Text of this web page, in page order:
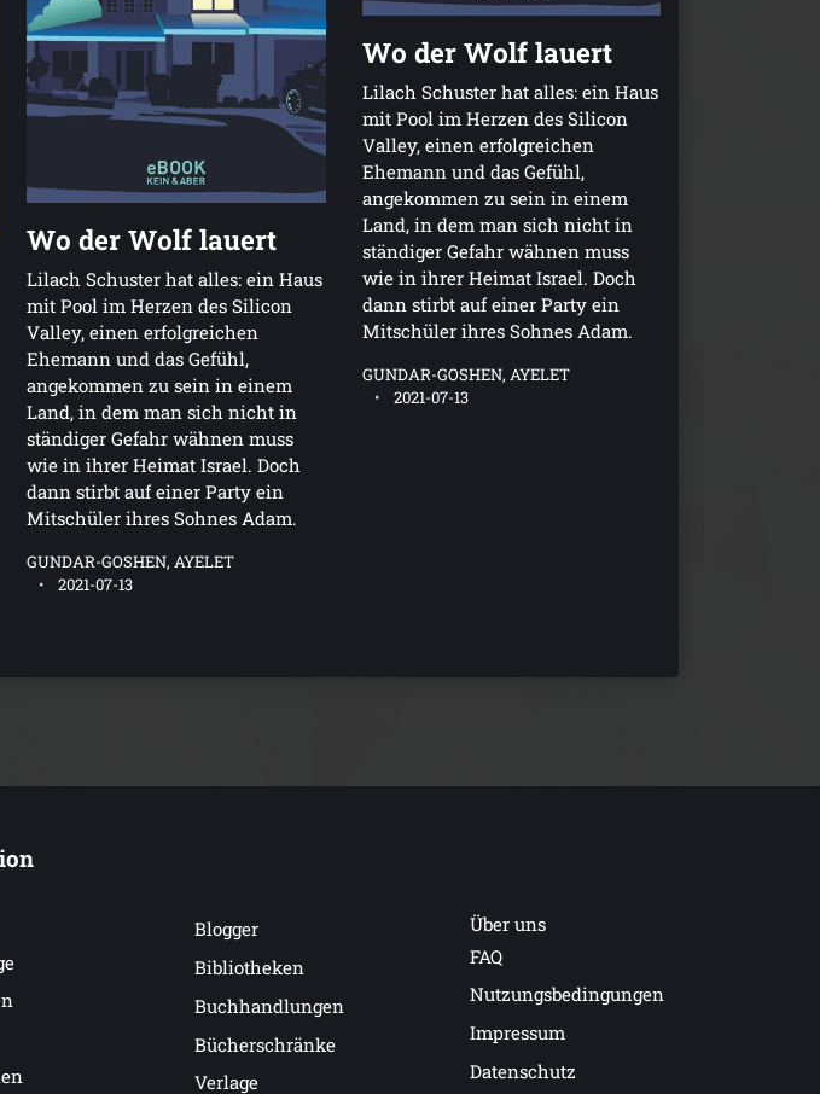
Wo der Wolf lauert
Lilach Schuster hat alles: ein Haus
mit Pool im Herzen des Silicon
Valley, einen erfolgreichen
Ehemann und das Gefühl,
angekommen zu sein in einem
Land, in dem man sich nicht in
ständiger Gefahr wähnen muss
wie in ihrer Heimat Israel. Doch
dann stirbt auf einer Party ein
Mitschüler ihres Sohnes Adam.
GUNDAR-GOSHEN, AYELET
2021-07-13
Wo der Wolf lauert
Lilach Schuster hat alles: ein Haus
mit Pool im Herzen des Silicon
Valley, einen erfolgreichen
Ehemann und das Gefühl,
angekommen zu sein in einem
Land, in dem man sich nicht in
ständiger Gefahr wähnen muss
wie in ihrer Heimat Israel. Doch
dann stirbt auf einer Party ein
Mitschüler ihres Sohnes Adam.
GUNDAR-GOSHEN, AYELET
2021-07-13
Blogger
Bibliotheken
Buchhandlungen
Bücherschränke
Verlage
Über uns
FAQ
Nutzungsbedingungen
Impressum
Datenschutz